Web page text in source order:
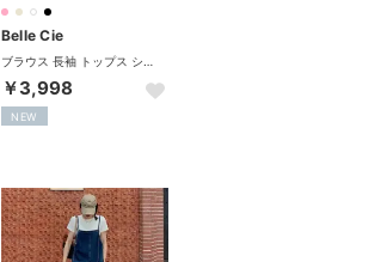
Belle Cie
￥3,998
NEW